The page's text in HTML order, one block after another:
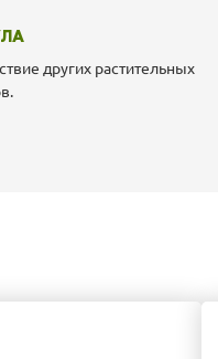
других растительных